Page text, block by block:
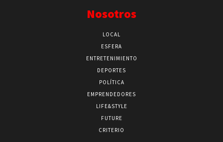
Nosotros
LOCAL
ESFERA
ENTRETENIMIENTO
DEPORTES
POLÍTICA
EMPRENDEDORES
LIFE&STYLE
FUTURE
CRITERIO